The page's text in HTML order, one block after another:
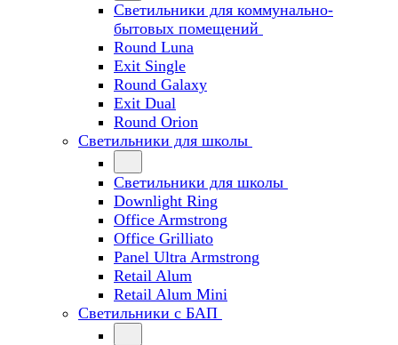
Светильники для коммунально-
бытовых помещений
Round Luna
Exit Single
Round Galaxy
Exit Dual
Round Orion
Светильники для школы
Светильники для школы
Downlight Ring
Office Armstrong
Office Grilliato
Panel Ultra Armstrong
Retail Alum
Retail Alum Mini
Светильники с БАП